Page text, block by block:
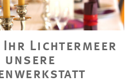
Lichtermeer
unsere